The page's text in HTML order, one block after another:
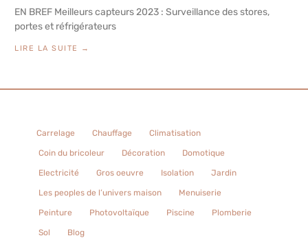
EN BREF Meilleurs capteurs 2023 : Surveillance des stores,
portes et réfrigérateurs
LIRE LA SUITE →
Carrelage Chauffage Climatisation
Coin du bricoleur Décoration Domotique
Electricité Gros oeuvre Isolation Jardin
Les peoples de l’univers maison Menuiserie
Peinture Photovoltaïque Piscine Plomberie
Sol Blog